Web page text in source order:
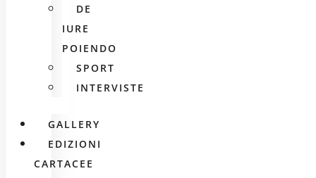
DE
IURE
POIENDO
SPORT
INTERVISTE
GALLERY
EDIZIONI
CARTACEE